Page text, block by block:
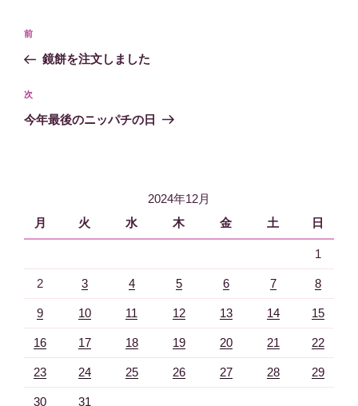
投
ナ
ビ
ゲ
過
去
投
稿
前
鏡餅を注文しました
次
の
次
今年最後のニッパチの日
2024年12月
月
火 水 木 金 土 日
1
2 3 4 5 6 7 8
9 10 11 12 13 14 15
16 17 18 19 20 21 22
23 24 25 26 27 28 29
30 31